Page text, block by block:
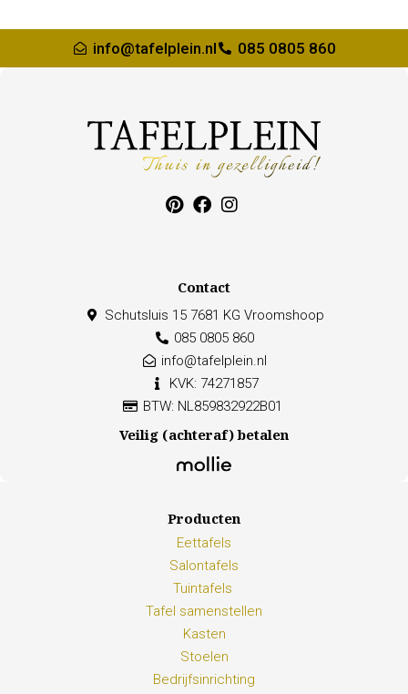
info@tafelplein.nl 085 0805 860
Contact
Schutsluis 15 7681 KG Vroomshoop
085 0805 860
info@tafelplein.nl
KVK: 74271857
BTW: NL859832922B01
Veilig (achteraf) betalen
Producten
Eettafels
Salontafels
Tuintafels
Tafel samenstellen
Kasten
Stoelen
Bedrijfsinrichting